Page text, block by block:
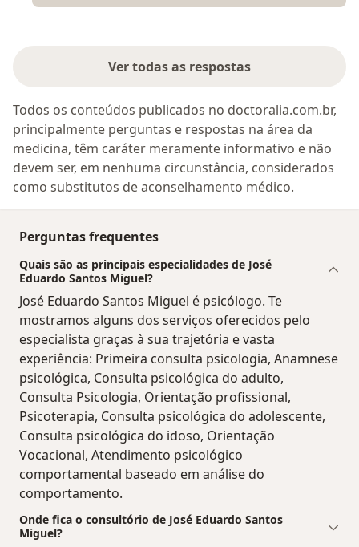
Ver todas as respostas
Todos os conteúdos publicados no doctoralia.com.br,
principalmente perguntas e respostas na área da
medicina, têm caráter meramente informativo e não
devem ser, em nenhuma circunstância, considerados
como substitutos de aconselhamento médico.
Perguntas frequentes
Quais são as principais especialidades de José
Eduardo Santos Miguel?
José Eduardo Santos Miguel é psicólogo. Te
mostramos alguns dos serviços oferecidos pelo
especialista graças à sua trajetória e vasta
experiência: Primeira consulta psicologia, Anamnese
psicológica, Consulta psicológica do adulto,
Consulta Psicologia, Orientação profissional,
Psicoterapia, Consulta psicológica do adolescente,
Consulta psicológica do idoso, Orientação
Vocacional, Atendimento psicológico
comportamental baseado em análise do
comportamento.
Onde fica o consultório de José Eduardo Santos
Miguel?